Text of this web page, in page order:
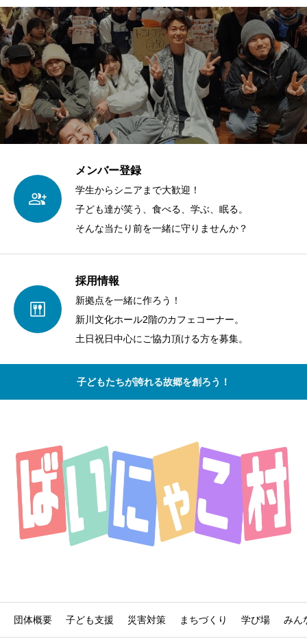
メンバー登録
学生からシニアまで大歓迎！
子ども達が笑う、食べる、学ぶ、眠る。
そんな当たり前を一緒に守りませんか？
採用情報
新拠点を一緒に作ろう！
新川文化ホール2階のカフェコーナー。
土日祝日中心にご協力頂ける方を募集。
子どもたちが誇れる故郷を創ろう！
団体概要 子ども支援 災害対策 まちづくり 学び場 みん